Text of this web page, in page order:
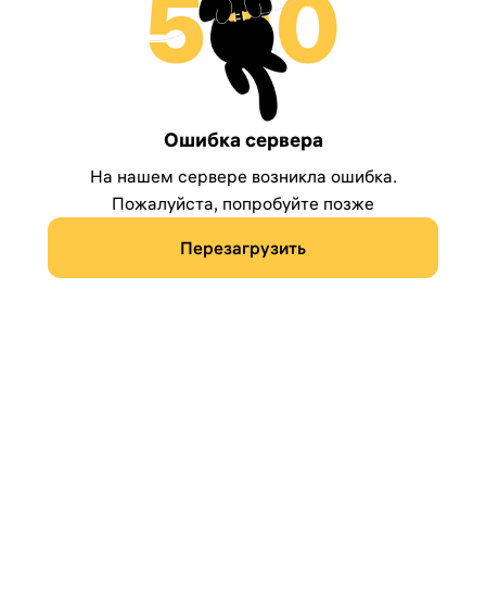
Ошибка сервера
На нашем сервере возникла ошибка.
Пожалуйста, попробуйте позже
Перезагрузить